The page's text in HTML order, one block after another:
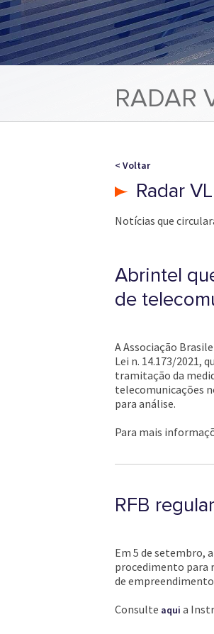
RADAR
< Voltar
Radar
Notícias que
Abrintel
de
A Associação
Lei n. 14.173/2021,
tramitação da
telecomunicações
para análise.
Para mais
RFB
Em 5 de setembro,
procedimento para
de
Consulte aqui a